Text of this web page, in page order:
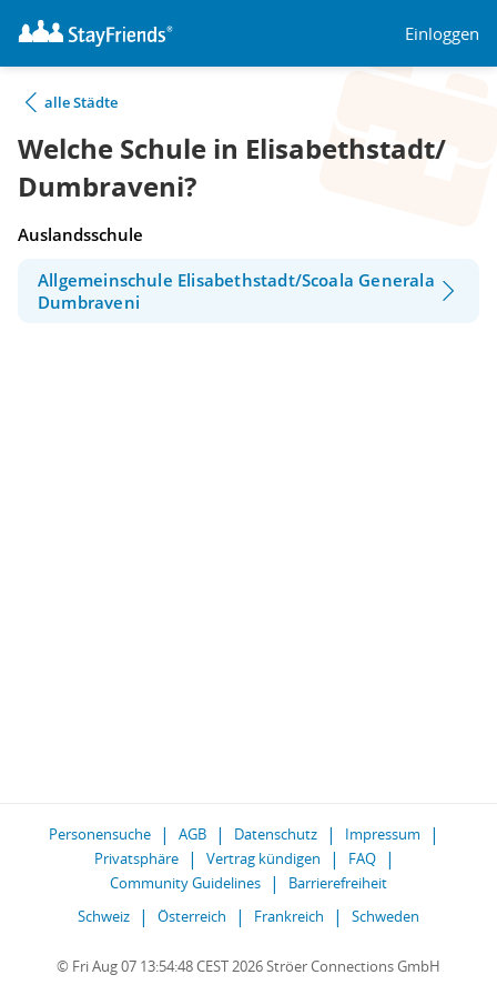
Einloggen
alle Städte
Welche Schule in Elisabethstadt/
Dumbraveni?
Auslandsschule
Allgemeinschule Elisabethstadt/Scoala Generala
Dumbraveni
Personensuche AGB Datenschutz
Impressum
Privatsphäre
Vertrag kündigen
FAQ
Community Guidelines
Barrierefreiheit
Schweiz
Österreich Frankreich Schweden
© Fri Aug 07 13:54:48 CEST 2026 Ströer Connections GmbH